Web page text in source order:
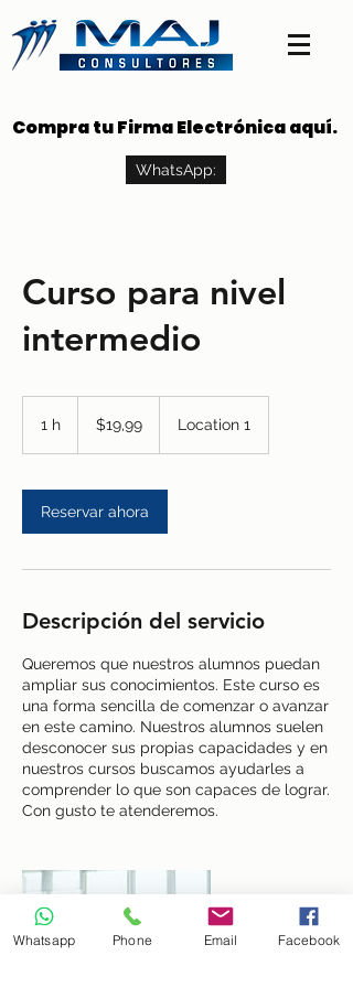
Compra tu Firma Electrónica aquí.
Compra tu Firma Electrónica aquí.
WhatsApp:
Curso para nivel
intermedio
1 h
dólares
estadounidenses
$19,99 Location 1
Reservar ahora
Descripción del servicio
Queremos que nuestros alumnos puedan
ampliar sus conocimientos. Este curso es
una forma sencilla de comenzar o avanzar
en este camino. Nuestros alumnos suelen
desconocer sus propias capacidades y en
nuestros cursos buscamos ayudarles a
comprender lo que son capaces de lograr.
Con gusto te atenderemos.
Whatsapp Phone Email Facebook